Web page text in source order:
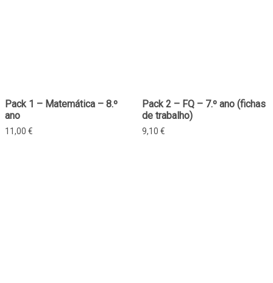
Pack 1 – Matemática – 8.º
ano
11,00 €
Pack 2 – FQ – 7.º ano (fichas
de trabalho)
9,10 €